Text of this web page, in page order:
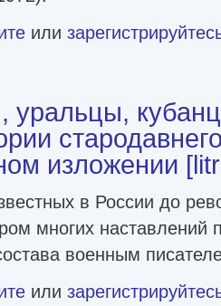
казак, воин, поэт [litres]
или
уральцы,
изложении
в России до
многих наставлений
военным
уральцы, кубанцы, терцы. Очерки из
или